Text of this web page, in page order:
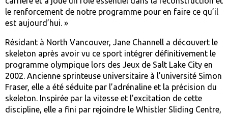
le renforcement de notre programme pour en faire ce qu’il
est aujourd’hui. »
Résidant à North Vancouver, Jane Channell a découvert le
skeleton après avoir vu ce sport intégrer définitivement le
programme olympique lors des Jeux de Salt Lake City en
2002. Ancienne sprinteuse universitaire à l’université Simon
Fraser, elle a été séduite par l’adrénaline et la précision du
skeleton. Inspirée par la vitesse et l’excitation de cette
discipline, elle a fini par rejoindre le Whistler Sliding Centre,